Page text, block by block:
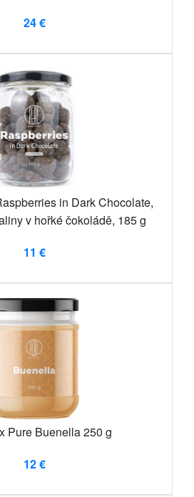
24 €
in Dark Chocolate,
v hořké čokoládě, 185 g
11 €
Pure Buenella 250 g
12 €